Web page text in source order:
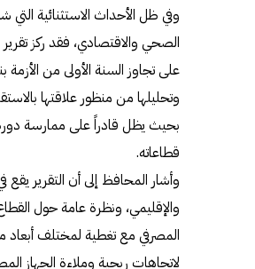
على تجاوز السنة الأولى من الأزمة
وتحليلها من منظور علاقتها
بحيث يظل قادراً على ممارسة دوره
قطاعاته.
وأشار المحافظ إلى أن التقرير
والإقليمي، ونظرة عامة حول
المصرفي مع تغطية لمختلف أبعاد
لاتجاهات ربحية وملاءة الجهاز